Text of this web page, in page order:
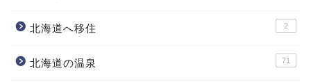
北海道へ移住 2
北海道の温泉 71